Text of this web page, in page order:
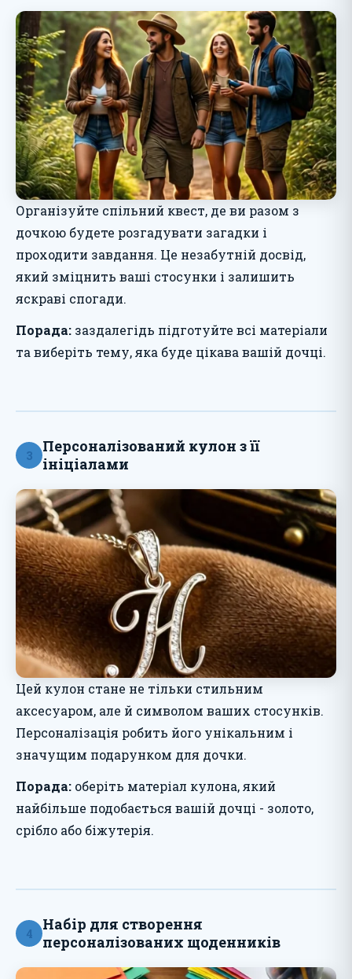
Організуйте спільний квест, де ви разом з
дочкою будете розгадувати загадки і
проходити завдання. Це незабутній досвід,
який зміцнить ваші стосунки і залишить
яскраві спогади.
Порада: заздалегідь підготуйте всі матеріали
та виберіть тему, яка буде цікава вашій дочці.
3
Персоналізований кулон з її
ініціалами
Цей кулон стане не тільки стильним
аксесуаром, але й символом ваших стосунків.
Персоналізація робить його унікальним і
значущим подарунком для дочки.
Порада: оберіть матеріал кулона, який
найбільше подобається вашій дочці - золото,
срібло або біжутерія.
4
Набір для створення
персоналізованих щоденників